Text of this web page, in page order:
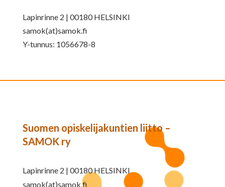
Lapinrinne 2 | 00180 HELSINKI
samok(at)samok.fi
Y-tunnus: 1056678-8
Suomen opiskelijakuntien liitto –
SAMOK ry
Lapinrinne 2 | 00180 HELSINKI
samok(at)samok.fi